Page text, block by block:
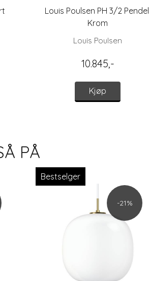
Louis Poulsen PH 3/2 Pendel,
Krom
Louis Poulsen
10.845,-
Kjøp
PÅ
Bestselger
-21%